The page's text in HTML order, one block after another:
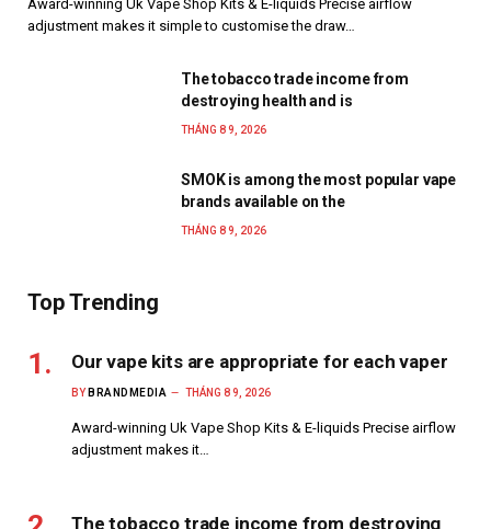
Award-winning Uk Vape Shop Kits & E-liquids Precise airflow
adjustment makes it simple to customise the draw…
The tobacco trade income from
destroying health and is
THÁNG 8 9, 2026
SMOK is among the most popular vape
brands available on the
THÁNG 8 9, 2026
Top Trending
Our vape kits are appropriate for each vaper
BY BRANDMEDIA THÁNG 8 9, 2026
Award-winning Uk Vape Shop Kits & E-liquids Precise airflow
adjustment makes it…
The tobacco trade income from destroying